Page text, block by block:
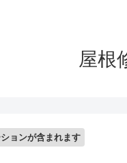
屋根
ョンが含まれます